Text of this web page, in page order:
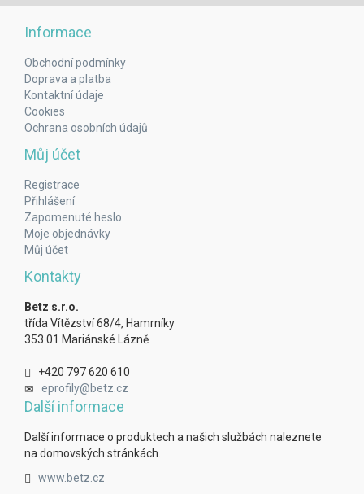
Informace
Obchodní podmínky
Doprava a platba
Kontaktní údaje
Cookies
Ochrana osobních údajů
Můj účet
Registrace
Přihlášení
Zapomenuté heslo
Moje objednávky
Můj účet
Kontakty
Betz s.r.o.
třída Vítězství 68/4, Hamrníky
353 01 Mariánské Lázně
+420 797 620 610
eprofily@betz.cz
Další informace
Další informace o produktech a našich službách naleznete
na domovských stránkách.
www.betz.cz